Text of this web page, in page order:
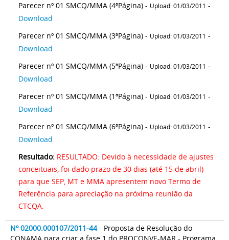
Parecer nº 01 SMCQ/MMA (4ªPágina) - Upload: 01/03/2011 -
Download
Parecer nº 01 SMCQ/MMA (3ªPágina) - Upload: 01/03/2011 -
Download
Parecer nº 01 SMCQ/MMA (5ªPágina) - Upload: 01/03/2011 -
Download
Parecer nº 01 SMCQ/MMA (1ªPágina) - Upload: 01/03/2011 -
Download
Parecer nº 01 SMCQ/MMA (6ªPágina) - Upload: 01/03/2011 -
Download
Resultado: RESULTADO: Devido à necessidade de ajustes
conceituais, foi dado prazo de 30 dias (até 15 de abril)
para que SEP, MT e MMA apresentem novo Termo de
Referência para apreciação na próxima reunião da
CTCQA.
Nº 02000.000107/2011-44 - Proposta de Resolução do